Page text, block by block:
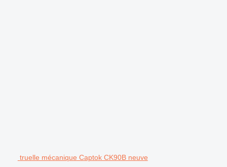
truelle mécanique Captok CK90B neuve